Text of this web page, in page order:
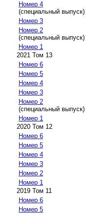
Номер 4
(специальный выпуск)
Номер 3
Номер 2
(специальный выпуск)
Номер 1
2021 Том 13
Номер 6
Номер 5
Номер 4
Номер 3
Номер 2
(специальный выпуск)
Номер 1
2020 Том 12
Номер 6
Номер 5
Номер 4
Номер 3
Номер 2
Номер 1
2019 Том 11
Номер 6
Номер 5